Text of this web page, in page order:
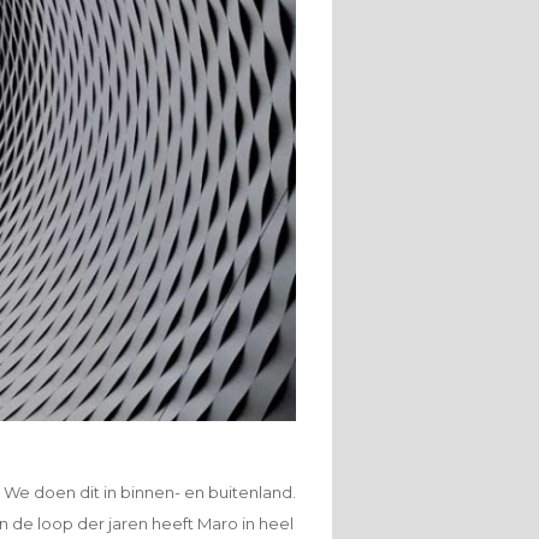
doen dit in binnen- en buitenland.
de loop der jaren heeft Maro in heel